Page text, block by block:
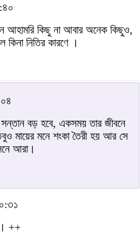
আহামরি কিছু না আবার অনেক কিছুও,
কিনা নিতির কারণে ।
সন্তান বড় হবে, একসময় তার জীবনে
মায়ের মনে শংকা তৈরী হয় আর সে
আরা।
++